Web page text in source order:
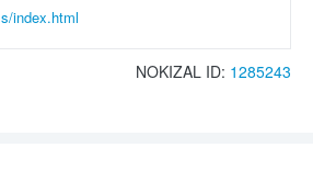
s/index.html
NOKIZAL ID: 1285243